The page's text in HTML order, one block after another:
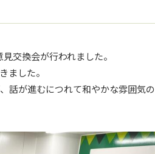
交換会が行われました。
ました。
話が進むにつれて和やかな雰囲気の